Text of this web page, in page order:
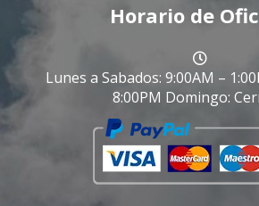
Horario de
Lunes a Sabados: 9:00AM –
8:00PM Domingo: